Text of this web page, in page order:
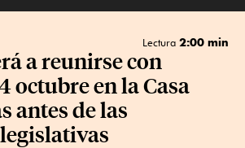
Lectura 2:00 min
a reunirse con
octubre en la Casa
antes de las